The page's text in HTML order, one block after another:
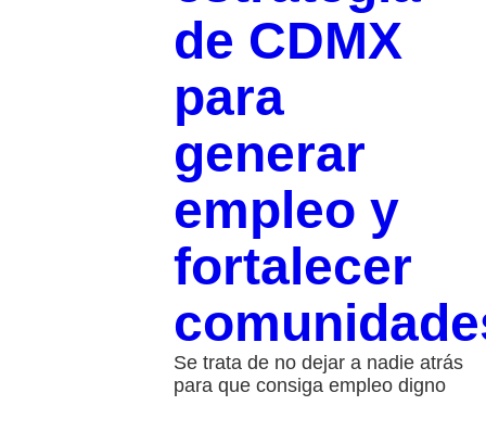
de CDMX
para
generar
empleo y
fortalecer
Se trata de no dejar a nadie atrás
para que consiga empleo digno